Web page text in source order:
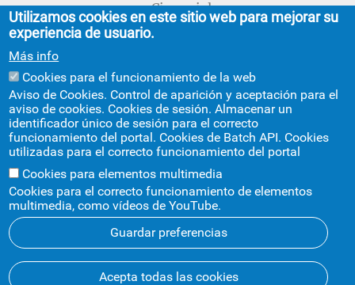
Cinco siglos
impulsando el
conocimiento
FACULTAD DE GEOGRAFÍA E HISTORIA
C/ Doña María de Padilla, s/n.
Sevilla 41004.
geografiaehistoria@us.es
954 55 13 40
+info
Aviso legal Protección de datos
Cookies
Utilizamos cookies en este sitio web para mejorar su
experiencia de usuario.
Más info
Cookies para el funcionamiento de la web
Aviso de Cookies. Control de aparición y aceptación para el
aviso de cookies. Cookies de sesión. Almacenar un
identificador único de sesión para el correcto
funcionamiento del portal. Cookies de Batch API. Cookies
utilizadas para el correcto funcionamiento del portal
Cookies para elementos multimedia
Cookies para el correcto funcionamiento de elementos
multimedia, como vídeos de YouTube.
Guardar preferencias
Acepta todas las cookies